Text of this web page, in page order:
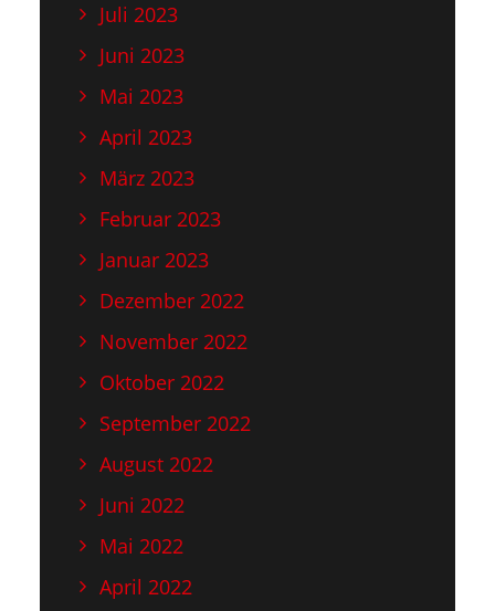
Juli 2023
Juni 2023
Mai 2023
April 2023
März 2023
Februar 2023
Januar 2023
Dezember 2022
November 2022
Oktober 2022
September 2022
August 2022
Juni 2022
Mai 2022
April 2022